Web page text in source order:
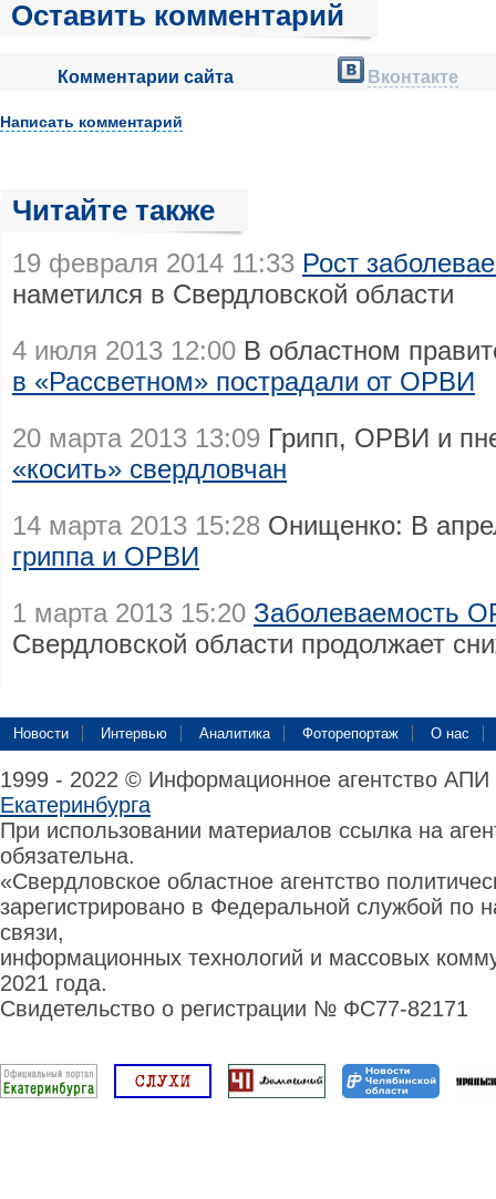
Оставить комментарий
Комментарии сайта Вконтакте
Написать комментарий
Читайте также
19 февраля 2014 11:33 Рост
наметился в Свердловской области
4 июля 2013 12:00 В областном
в «Рассветном» пострадали от ОРВИ
20 марта 2013 13:09 Грипп, ОРВИ и
«косить» свердловчан
14 марта 2013 15:28 Онищенко: В
гриппа и ОРВИ
1 марта 2013 15:20 Заболеваемость
Свердловской области продолжает
Новости Интервью Аналитика Фоторепортаж О нас
1999 - 2022 © Информационное агентство
Екатеринбурга
При использовании материалов ссылка на
обязательна.
«Свердловское областное агентство
зарегистрировано в Федеральной службой по
связи,
информационных технологий и массовых
2021 года.
Свидетельство о регистрации № ФС77-82171